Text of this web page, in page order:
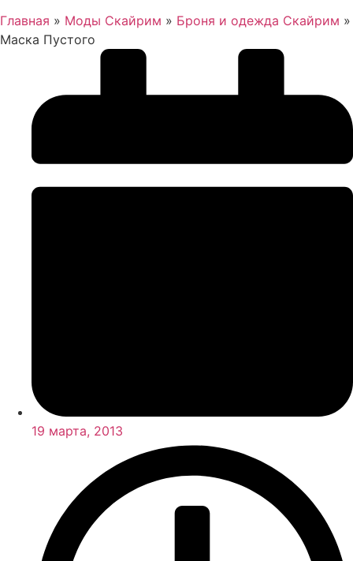
Главная » Моды Скайрим » Броня и одежда Скайрим »
Маска Пустого
19 марта, 2013